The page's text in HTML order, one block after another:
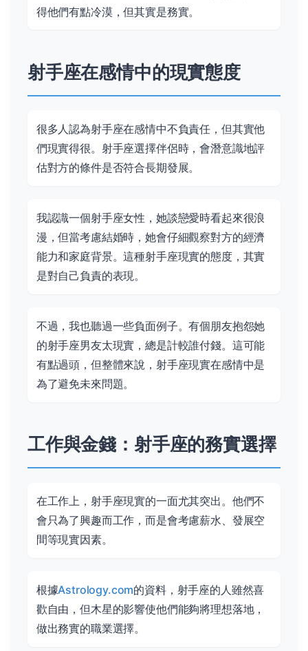
得他們有點冷漠，但其實是務實。
射手座在感情中的現實態度
很多人認為射手座在感情中不負責任，但其實他
們現實得很。射手座選擇伴侶時，會潛意識地評
估對方的條件是否符合長期發展。
我認識一個射手座女性，她談戀愛時看起來很浪
漫，但當考慮結婚時，她會仔細觀察對方的經濟
能力和家庭背景。這種射手座現實的態度，其實
是對自己負責的表現。
不過，我也聽過一些負面例子。有個朋友抱怨她
的射手座男友太現實，總是計較誰付錢。這可能
有點過頭，但整體來說，射手座現實在感情中是
為了避免未來問題。
工作與金錢：射手座的務實選擇
在工作上，射手座現實的一面尤其突出。他們不
會只為了興趣而工作，而是會考慮薪水、發展空
間等現實因素。
根據Astrology.com的資料，射手座的人雖然喜
歡自由，但木星的影響使他們能夠將理想落地，
做出務實的職業選擇。